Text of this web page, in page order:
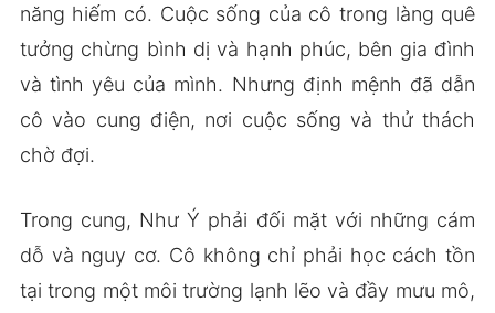
năng hiếm có. Cuộc sống của cô trong làng quê
tưởng chừng bình dị và hạnh phúc, bên gia đình
và tình yêu của mình. Nhưng định mệnh đã dẫn
cô vào cung điện, nơi cuộc sống và thử thách
chờ đợi.
Trong cung, Như Ý phải đối mặt với những cám
dỗ và nguy cơ. Cô không chỉ phải học cách tồn
tại trong một môi trường lạnh lẽo và đầy mưu mô,